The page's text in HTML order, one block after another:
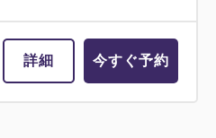
詳細 今すぐ予約